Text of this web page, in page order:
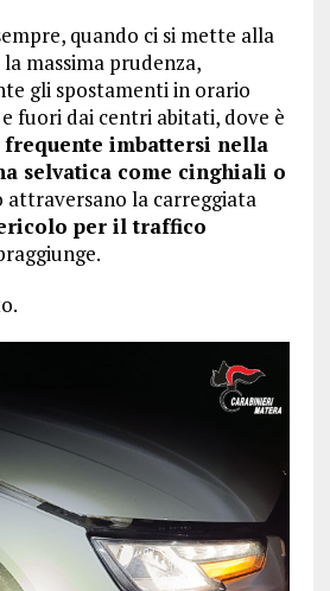
quando ci si mette alla
massima prudenza,
gli spostamenti in orario
fuori dai centri abitati, dove è
imbattersi nella
selvatica come cinghiali o
attraversano la carreggiata
per il traffico